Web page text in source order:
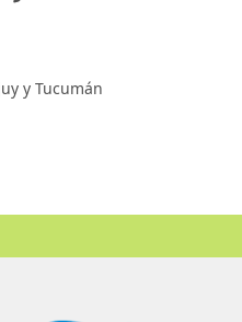
y Tucumán